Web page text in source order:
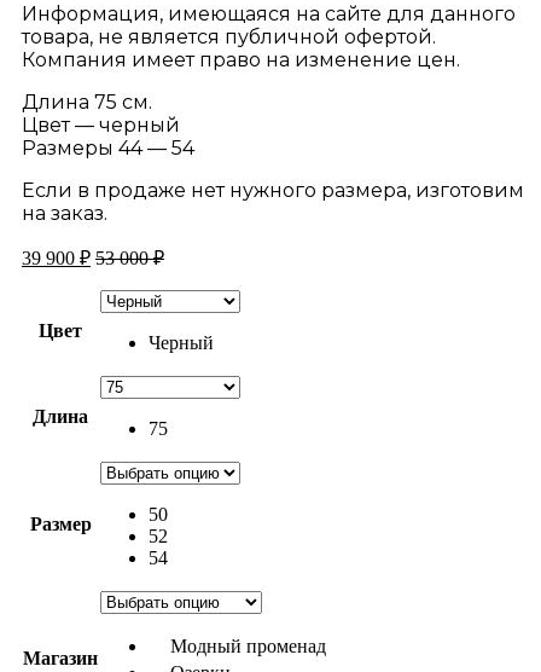
Информация, имеющаяся на сайте для данного
товара, не является публичной офертой.
Компания имеет право на изменение цен.
Длина 75 см.
Цвет — черный
Размеры 44 — 54
Если в продаже нет нужного размера, изготовим
на заказ.
39 900 ₽ 53 000₽
Цвет
Черный
Длина
75
Размер
50
52
54
Магазин
Модный променад